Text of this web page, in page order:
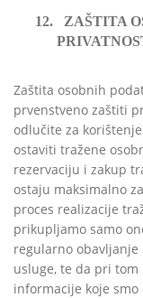
12. ZAŠTITA
Zaštita osobnih
prvenstveno zaštiti
odlučite za
ostaviti tražene
rezervaciju i zakup
ostaju maksimalno
proces realizacije
prikupljamo samo
regularno obavljanje
usluge, te da pri
informacije koje